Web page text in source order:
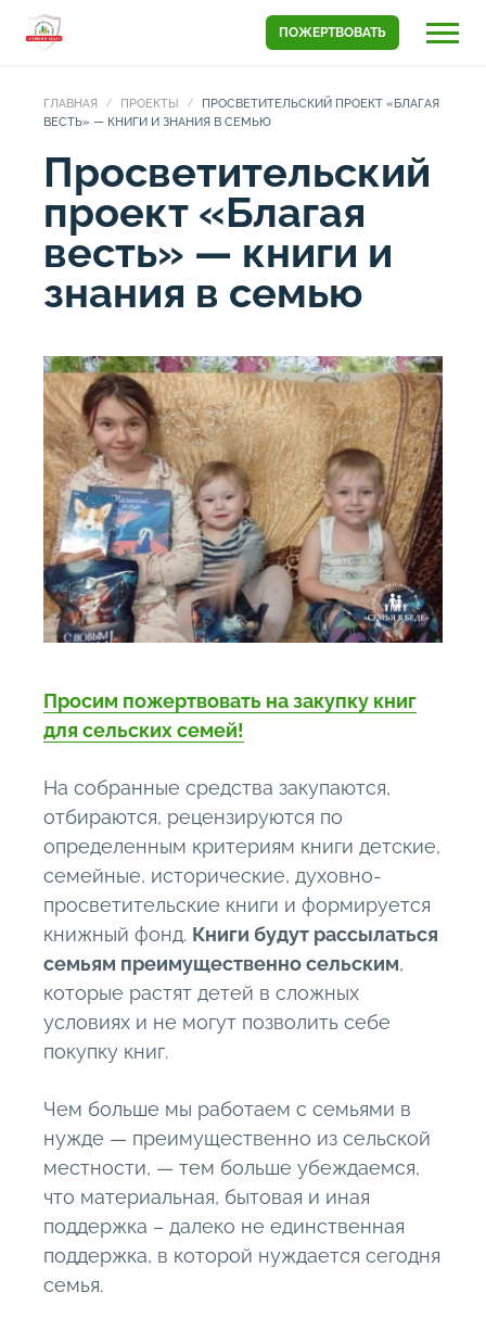
ПОЖЕРТВОВАТЬ
ГЛАВНАЯ ПРОЕКТЫ
ПРОСВЕТИТЕЛЬСКИЙ ПРОЕКТ «БЛАГАЯ
ВЕСТЬ» — КНИГИ И ЗНАНИЯ В СЕМЬЮ
Просветительский
проект «Благая
весть» — книги и
знания в семью
Просим пожертвовать на закупку книг
для сельских семей!
На собранные средства закупаются,
отбираются, рецензируются по
определенным критериям книги детские,
семейные, исторические, духовно-
просветительские книги и формируется
книжный фонд. Книги будут рассылаться
семьям преимущественно сельским,
которые растят детей в сложных
условиях и не могут позволить себе
покупку книг.
Чем больше мы работаем с семьями в
нужде — преимущественно из сельской
местности, — тем больше убеждаемся,
что материальная, бытовая и иная
поддержка – далеко не единственная
поддержка, в которой нуждается сегодня
семья.